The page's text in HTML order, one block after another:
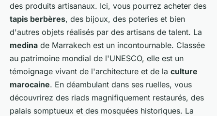
des produits artisanaux. Ici, vous pourrez acheter des
tapis berbères, des bijoux, des poteries et bien
d'autres objets réalisés par des artisans de talent. La
medina de Marrakech est un incontournable. Classée
au patrimoine mondial de l'UNESCO, elle est un
témoignage vivant de l'architecture et de la culture
marocaine. En déambulant dans ses ruelles, vous
découvrirez des riads magnifiquement restaurés, des
palais somptueux et des mosquées historiques. La